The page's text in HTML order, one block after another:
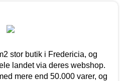
stor butik i Fredericia, og
landet via deres webshop.
mere end 50.000 varer, og